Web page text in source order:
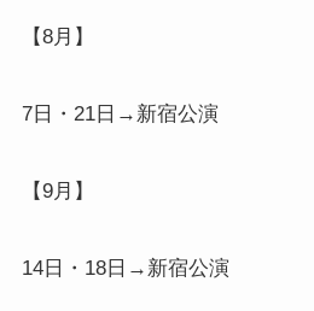
【8月】
7日・21日→新宿公演
【9月】
14日・18日→新宿公演